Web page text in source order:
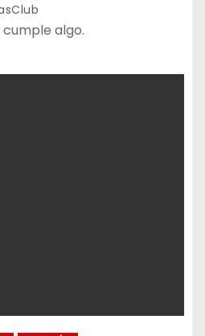
cumple algo.